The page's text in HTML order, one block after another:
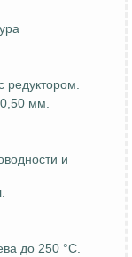
редуктором.
мм.
и
до 250 °С.